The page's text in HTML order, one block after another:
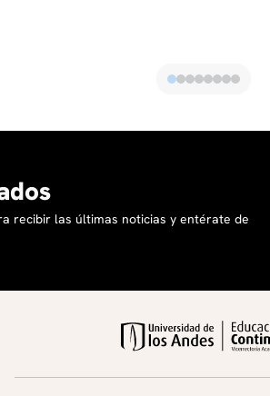
recibir las últimas noticias y entérate de